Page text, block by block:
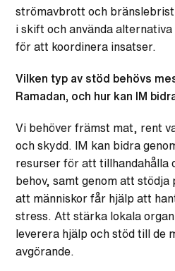
strömavbrott och
i skift och använda
för att koordinera insatser.
Vilken typ av stöd behövs
Ramadan, och hur kan IM
Vi behöver främst mat, rent
och skydd. IM kan bidra
resurser för att tillhandahålla
behov, samt genom att
att människor får hjälp att
stress. Att stärka lokala
leverera hjälp och stöd till de
avgörande.